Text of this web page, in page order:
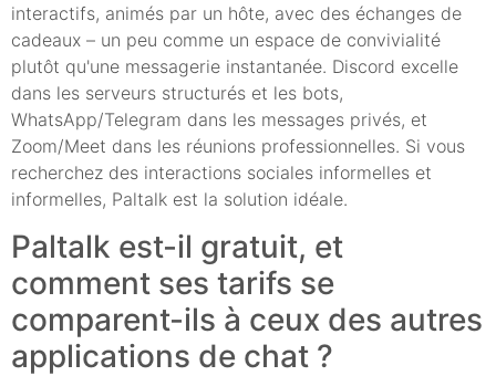
interactifs, animés par un hôte, avec des échanges de
cadeaux – un peu comme un espace de convivialité
plutôt qu'une messagerie instantanée. Discord excelle
dans les serveurs structurés et les bots,
WhatsApp/Telegram dans les messages privés, et
Zoom/Meet dans les réunions professionnelles. Si vous
recherchez des interactions sociales informelles et
informelles, Paltalk est la solution idéale.
Paltalk est-il gratuit, et
comment ses tarifs se
comparent-ils à ceux des autres
applications de chat ?